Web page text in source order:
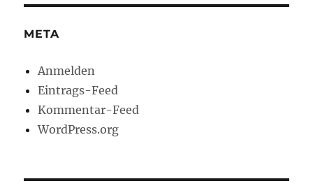
META
Anmelden
Eintrags-Feed
Kommentar-Feed
WordPress.org